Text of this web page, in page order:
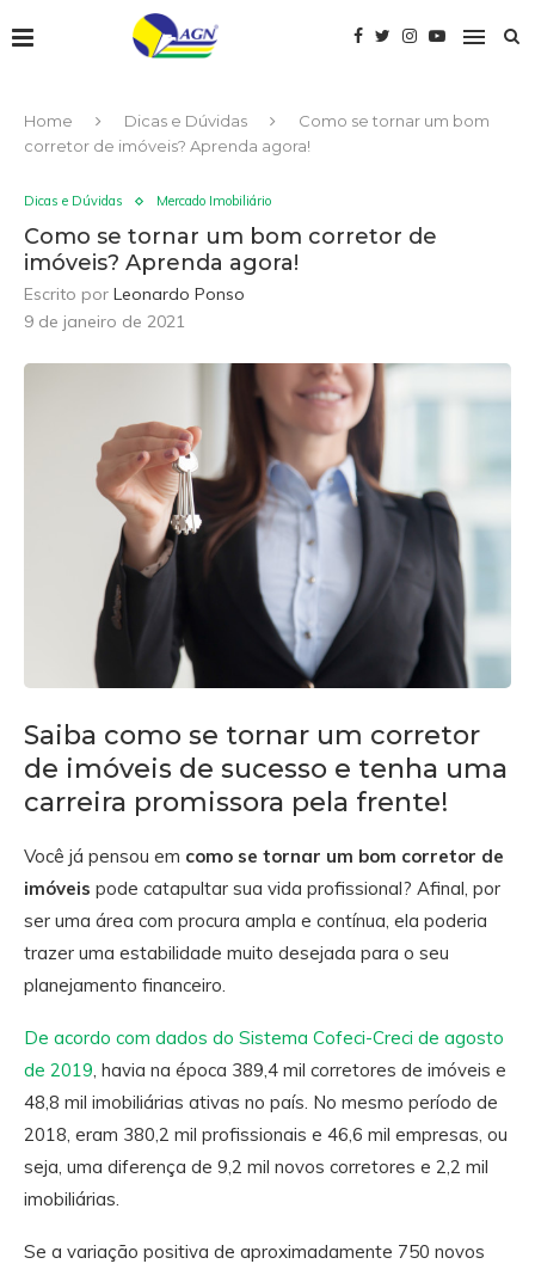
Home Dicas e Dúvidas
Como se tornar um bom
corretor de imóveis? Aprenda agora!
Dicas e Dúvidas Mercado Imobiliário
Como se tornar um bom corretor de
imóveis? Aprenda agora!
Escrito por Leonardo Ponso
9 de janeiro de 2021
Saiba como se tornar um corretor
de imóveis de sucesso e tenha uma
carreira promissora pela frente!
Você já pensou em como se tornar um bom corretor de
imóveis pode catapultar sua vida profissional? Afinal, por
ser uma área com procura ampla e contínua, ela poderia
trazer uma estabilidade muito desejada para o seu
planejamento financeiro.
De acordo com dados do Sistema Cofeci-Creci de agosto
de 2019 , havia na época 389,4 mil corretores de imóveis e
48,8 mil imobiliárias ativas no país. No mesmo período de
2018, eram 380,2 mil profissionais e 46,6 mil empresas, ou
seja, uma diferença de 9,2 mil novos corretores e 2,2 mil
imobiliárias.
Se a variação positiva de aproximadamente 750 novos